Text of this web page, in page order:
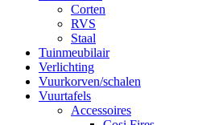
Corten
RVS
Staal
Tuinmeubilair
Verlichting
Vuurkorven/schalen
Vuurtafels
Accessoires